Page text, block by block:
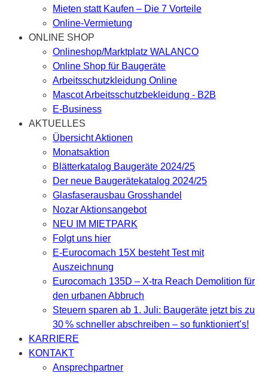
Mieten statt Kaufen – Die 7 Vorteile
Online-Vermietung
ONLINE SHOP
Onlineshop/Marktplatz WALANCO
Online Shop für Baugeräte
Arbeitsschutzkleidung Online
Mascot Arbeitsschutzbekleidung - B2B
E-Business
AKTUELLES
Übersicht Aktionen
Monatsaktion
Blätterkatalog Baugeräte 2024/25
Der neue Baugerätekatalog 2024/25
Glasfaserausbau Grosshandel
Nozar Aktionsangebot
NEU IM MIETPARK
Folgt uns hier
E-Eurocomach 15X besteht Test mit
Auszeichnung
Eurocomach 135D – X-tra Reach Demolition für
den urbanen Abbruch
Steuern sparen ab 1. Juli: Baugeräte jetzt bis zu
30 % schneller abschreiben – so funktioniert’s!
KARRIERE
KONTAKT
Ansprechpartner